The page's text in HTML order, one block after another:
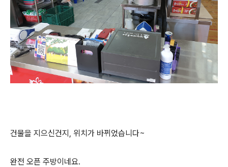
건물을 지으신건지, 위치가 바뀌었습니다~
완전 오픈 주방이네요.